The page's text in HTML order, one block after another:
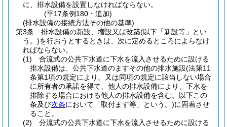
に、排水設備を設置しなければならない。
(平17条例180・追加)
(排水設備の接続方法その他の基準)
第3条
排水設備の新設、増設又は改築(以下「新設等」とい
う。)を行おうとするときは、次に定めるところによらなけ
ればならない。
(1)
合流式の公共下水道に下水を流入させるために設ける
排水設備は、公共下水道のますその他の排水施設(法第11
条第1項の規定により、又は同項の規定に該当しない場合
に所有者の承諾を得て、他人の排水設備により、下水を
排除する場合における他人の排水設備を含む。以下この
条及び次条において「取付ます等」という。)に固着させ
ること。
(2)
分流式の公共下水道に下水を流入させるために設ける